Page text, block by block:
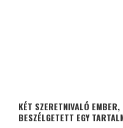
KÉT SZERETNIVALÓ
BESZÉLGETETT EGY